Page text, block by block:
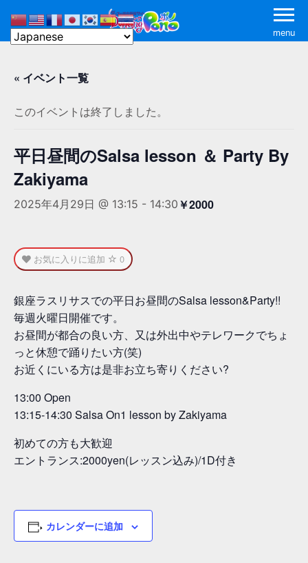
menu
« イベント一覧
このイベントは終了しました。
平日昼間のSalsa lesson ＆ Party By
Zakiyama
2025年4月29日 @ 13:15 - 14:30 ￥2000
お気に入りに追加 0
銀座ラスリサスでの平日お昼間のSalsa lesson&Party!!
毎週火曜日開催です。
お昼間が都合の良い方、又は外出中やテレワークでちょ
っと休憩で踊りたい方(笑)
お近くにいる方は是非お立ち寄りください?
13:00 Open
13:15-14:30 Salsa On1 lesson by Zakiyama
初めての方も大歓迎
エントランス:2000yen(レッスン込み)/1D付き
カレンダーに追加